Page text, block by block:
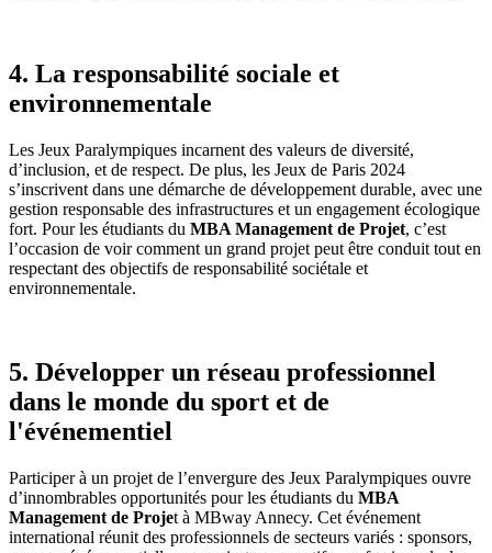
4. La responsabilité sociale et
environnementale
Les Jeux Paralympiques incarnent des valeurs de diversité,
d’inclusion, et de respect. De plus, les Jeux de Paris 2024
s’inscrivent dans une démarche de développement durable, avec une
gestion responsable des infrastructures et un engagement écologique
fort. Pour les étudiants du MBA Management de Projet, c’est
l’occasion de voir comment un grand projet peut être conduit tout en
respectant des objectifs de responsabilité sociétale et
environnementale.
5. Développer un réseau professionnel
dans le monde du sport et de
l'événementiel
Participer à un projet de l’envergure des Jeux Paralympiques ouvre
d’innombrables opportunités pour les étudiants du MBA
Management de Projet à MBway Annecy. Cet événement
international réunit des professionnels de secteurs variés : sponsors,